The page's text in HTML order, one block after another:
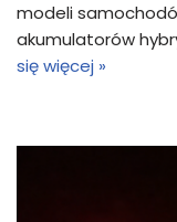
modeli
akumulatorów
się więcej »